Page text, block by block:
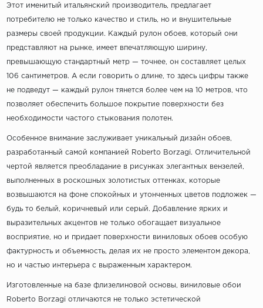
Этот именитый итальянский производитель, предлагает
потребителю не только качество и стиль, но и внушительные
размеры своей продукции. Каждый рулон обоев, который они
представляют на рынке, имеет впечатляющую ширину,
превышающую стандартный метр — точнее, он составляет целых
106 сантиметров. А если говорить о длине, то здесь цифры также
не подведут — каждый рулон тянется более чем на 10 метров, что
позволяет обеспечить большое покрытие поверхности без
необходимости частого стыкования полотен.
Особенное внимание заслуживает уникальный дизайн обоев,
разработанный самой компанией Roberto Borzagi. Отличительной
чертой является преобладание в рисунках элегантных вензелей,
выполненных в роскошных золотистых оттенках, которые
возвышаются на фоне спокойных и утонченных цветов подложек —
будь то белый, коричневый или серый. Добавление ярких и
выразительных акцентов не только обогащает визуальное
восприятие, но и придает поверхности виниловых обоев особую
фактурность и объемность, делая их не просто элементом декора,
но и частью интерьера с выраженным характером.
Изготовленные на базе флизелиновой основы, виниловые обои
Roberto Borzagi отличаются не только эстетической